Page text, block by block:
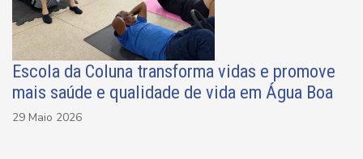
Escola da Coluna transforma vidas e promove
mais saúde e qualidade de vida em Água Boa
29 Maio 2026